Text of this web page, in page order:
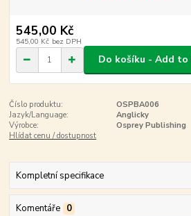
545,00 Kč
545,00 Kč bez DPH
Do košíku - Add
Číslo produktu:
OSPBA006
Jazyk/Language:
Anglicky
Výrobce:
Osprey Publishing
Hlídat cenu / dostupnost
Kompletní specifikace
Komentáře 0